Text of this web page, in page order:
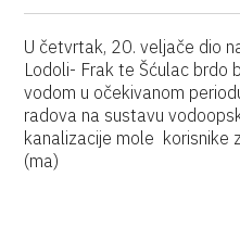
U četvrtak, 20. veljače dio
Lodoli- Frak te Šćulac brdo
vodom u očekivanom
radova na sustavu
kanalizacije mole korisnike
(ma)